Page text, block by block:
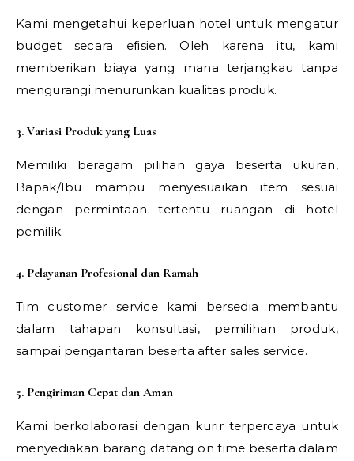
Kami mengetahui keperluan hotel untuk mengatur
budget secara efisien. Oleh karena itu, kami
memberikan biaya yang mana terjangkau tanpa
mengurangi menurunkan kualitas produk.
3. Variasi Produk yang Luas
Memiliki beragam pilihan gaya beserta ukuran,
Bapak/Ibu mampu menyesuaikan item sesuai
dengan permintaan tertentu ruangan di hotel
pemilik.
4. Pelayanan Profesional dan Ramah
Tim customer service kami bersedia membantu
dalam tahapan konsultasi, pemilihan produk,
sampai pengantaran beserta after sales service.
5. Pengiriman Cepat dan Aman
Kami berkolaborasi dengan kurir terpercaya untuk
menyediakan barang datang on time beserta dalam